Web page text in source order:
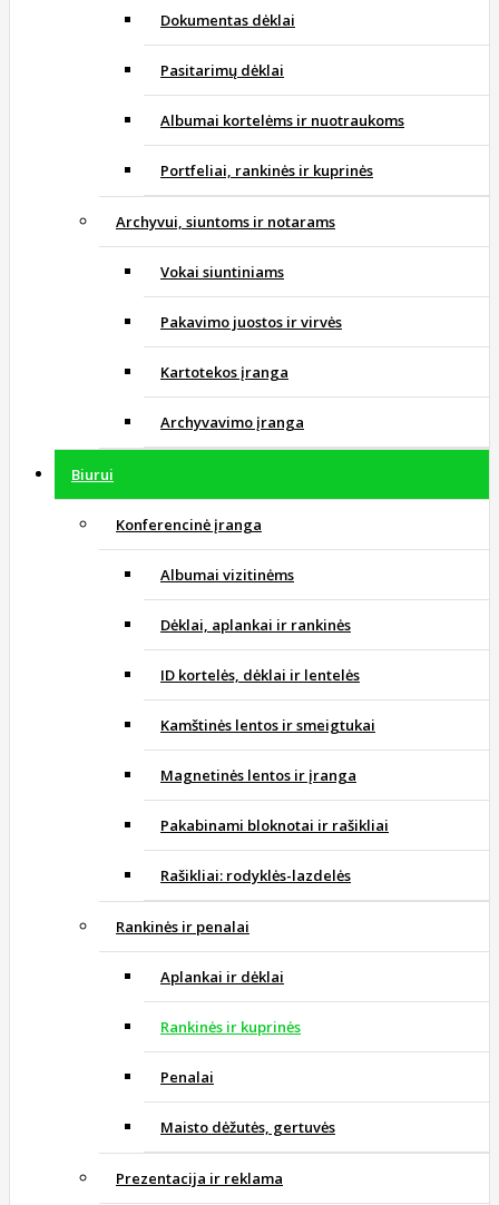
Dokumentas dėklai
Pasitarimų dėklai
Albumai kortelėms ir nuotraukoms
Portfeliai, rankinės ir kuprinės
Archyvui, siuntoms ir notarams
Vokai siuntiniams
Pakavimo juostos ir virvės
Kartotekos įranga
Archyvavimo įranga
Biurui
Konferencinė įranga
Albumai vizitinėms
Dėklai, aplankai ir rankinės
ID kortelės, dėklai ir lentelės
Kamštinės lentos ir smeigtukai
Magnetinės lentos ir įranga
Pakabinami bloknotai ir rašikliai
Rašikliai: rodyklės-lazdelės
Rankinės ir penalai
Aplankai ir dėklai
Rankinės ir kuprinės
Penalai
Maisto dėžutės, gertuvės
Prezentacija ir reklama